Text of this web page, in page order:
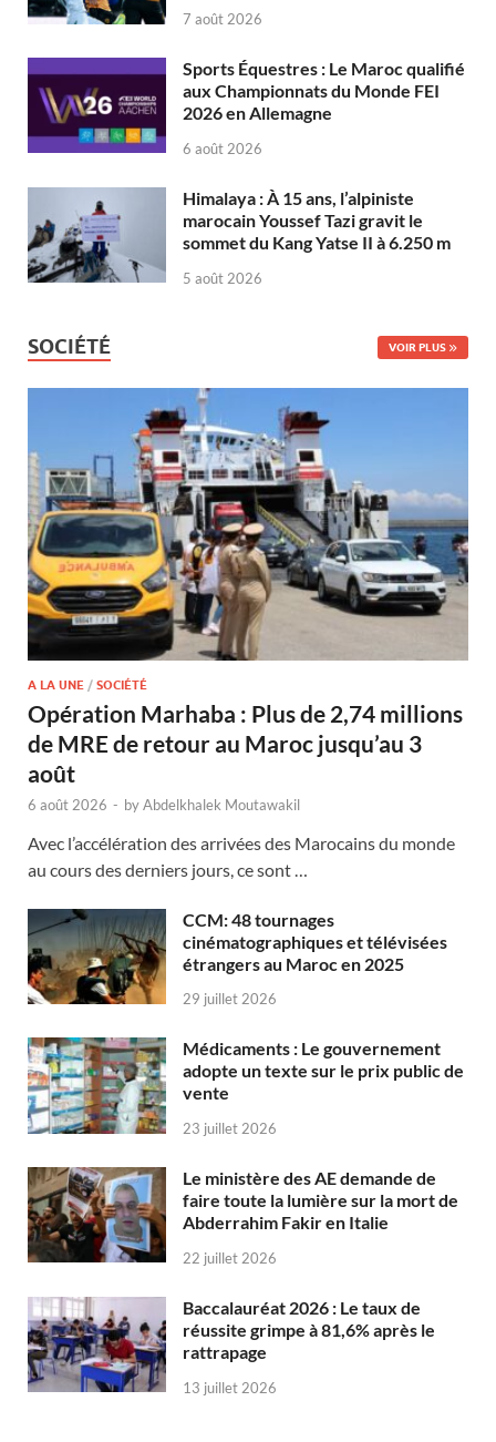
7 août 2026
Sports Équestres : Le Maroc qualifié
aux Championnats du Monde FEI
2026 en Allemagne
6 août 2026
Himalaya : À 15 ans, l’alpiniste
marocain Youssef Tazi gravit le
sommet du Kang Yatse II à 6.250 m
5 août 2026
SOCIÉTÉ VOIR PLUS
A LA UNE / SOCIÉTÉ
Opération Marhaba : Plus de 2,74 millions
de MRE de retour au Maroc jusqu’au 3
août
6 août 2026 - byAbdelkhalek Moutawakil
Avec l’accélération des arrivées des Marocains du monde
au cours des derniers jours, ce sont …
CCM: 48 tournages
cinématographiques et télévisées
étrangers au Maroc en 2025
29 juillet 2026
Médicaments : Le gouvernement
adopte un texte sur le prix public de
vente
23 juillet 2026
Le ministère des AE demande de
faire toute la lumière sur la mort de
Abderrahim Fakir en Italie
22 juillet 2026
Baccalauréat 2026 : Le taux de
réussite grimpe à 81,6% après le
rattrapage
13 juillet 2026